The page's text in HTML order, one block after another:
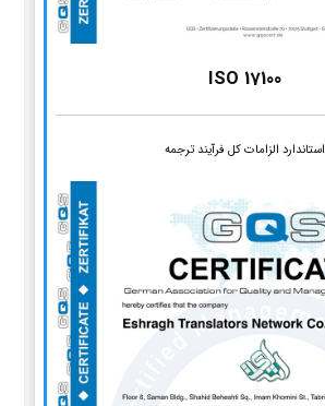
ISO 17100
استاندارد الزامات کل فرآیند ترجمه